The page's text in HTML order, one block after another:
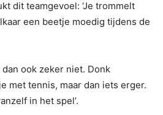
dit teamgevoel: ‘Je trommelt
een beetje moedig tijdens de
ook zeker niet. Donk
met tennis, maar dan iets erger.
in het spel’.